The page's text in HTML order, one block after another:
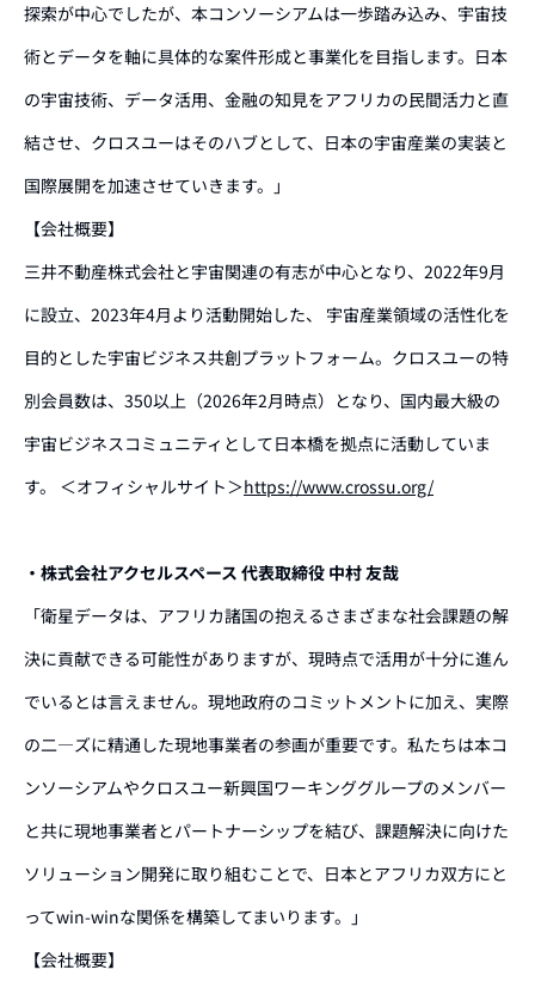
探索が中心でしたが、本コンソーシアムは一歩踏み込み、宇宙技
術とデータを軸に具体的な案件形成と事業化を目指します。日本
の宇宙技術、データ活用、金融の知見をアフリカの民間活力と直
結させ、クロスユーはそのハブとして、日本の宇宙産業の実装と
国際展開を加速させていきます。」
【会社概要】
三井不動産株式会社と宇宙関連の有志が中心となり、2022年9月
に設立、2023年4月より活動開始した、 宇宙産業領域の活性化を
目的とした宇宙ビジネス共創プラットフォーム。クロスユーの特
別会員数は、350以上（2026年2月時点）となり、国内最大級の
宇宙ビジネスコミュニティとして日本橋を拠点に活動していま
す。 ＜オフィシャルサイト＞https://www.crossu.org/
・株式会社アクセルスペース 代表取締役 中村 友哉
「衛星データは、アフリカ諸国の抱えるさまざまな社会課題の解
決に貢献できる可能性がありますが、現時点で活用が十分に進ん
でいるとは言えません。現地政府のコミットメントに加え、実際
の二―ズに精通した現地事業者の参画が重要です。私たちは本コ
ンソーシアムやクロスユー新興国ワーキンググループのメンバー
と共に現地事業者とパートナーシップを結び、課題解決に向けた
ソリューション開発に取り組むことで、日本とアフリカ双方にと
ってwin-winな関係を構築してまいります。」
【会社概要】